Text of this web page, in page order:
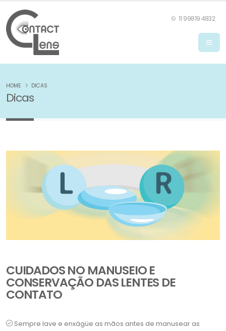
11 99819 4832
Dicas
HOME DICAS
CUIDADOS NO MANUSEIO E
CONSERVAÇÃO DAS LENTES DE
CONTATO
Sempre lave e enxágüe as mãos antes de manusear as